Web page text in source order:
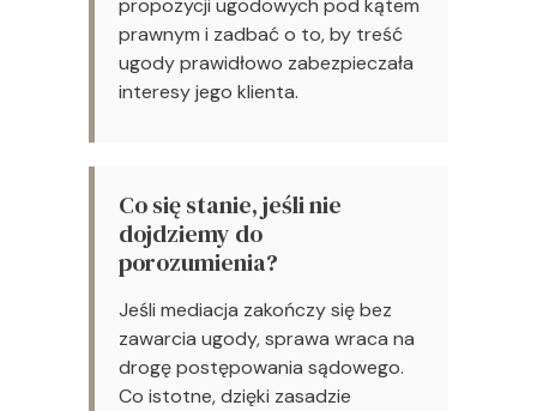
propozycji ugodowych pod kątem
prawnym i zadbać o to, by treść
ugody prawidłowo zabezpieczała
interesy jego klienta.
Co się stanie, jeśli nie
dojdziemy do
porozumienia?
Jeśli mediacja zakończy się bez
zawarcia ugody, sprawa wraca na
drogę postępowania sądowego.
Co istotne, dzięki zasadzie